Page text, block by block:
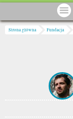
Przejdź do treści
Jesteś tutaj
Strona główna Fundacja